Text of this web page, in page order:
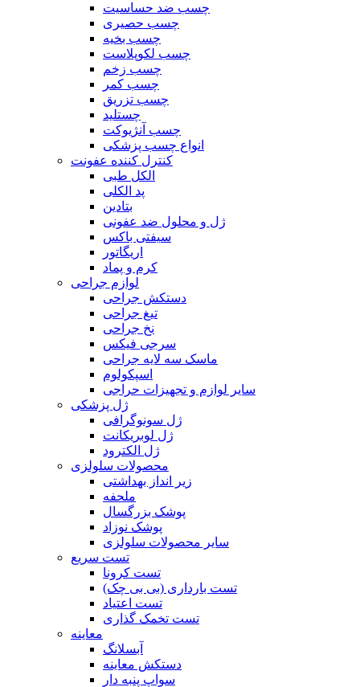
چسب ضد حساسیت
چسب حصیری
چسب بخیه
چسب لکوپلاست
چسب زخم
چسب کمر
چسب تزریق
چستلید
چسب آنژیوکت
انواع چسب پزشکی
کنترل کننده عفونت
الکل طبی
پد الکلی
بتادین
ژل و محلول ضد عفونی
سیفتی باکس
اریگاتور
کرم و پماد
لوازم جراحی
دستکش جراحی
تیغ جراحی
نخ جراحی
سرجی فیکس
ماسک سه لایه جراحی
اسپکولوم
سایر لوازم و تجهیزات حراجی
ژل پزشکی
ژل سونوگرافی
ژل لوبریکانت
ژل الکترود
محصولات سلولزی
زیر انداز بهداشتی
ملحفه
پوشک بزرگسال
پوشک نوزاد
سایر محصولات سلولزی
تست سریع
تست کرونا
تست بارداری (بی بی چک)
تست اعتیاد
تست تخمک گذاری
معاینه
آبسلانگ
دستکش معاینه
سواپ پنبه دار